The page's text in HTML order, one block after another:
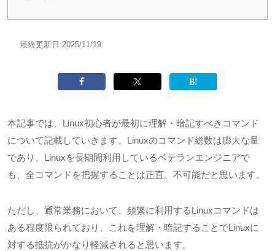
最終更新日:2025/11/19
本記事では、 Linux初心者が最初に理解・暗記すべきコマンド
について記載していきます。 Linuxのコマンド総数は膨大な量
であり、 Linuxを長期間利用しているベテランエンジニアで
も、全コマンドを把握することは正直、不可能だと思います。
ただし、通常業務において、頻繁に利用するLinuxコマンドは
ある程度限られており、これを理解・暗記することでLinuxに
対する抵抗がかなり軽減されると思います。